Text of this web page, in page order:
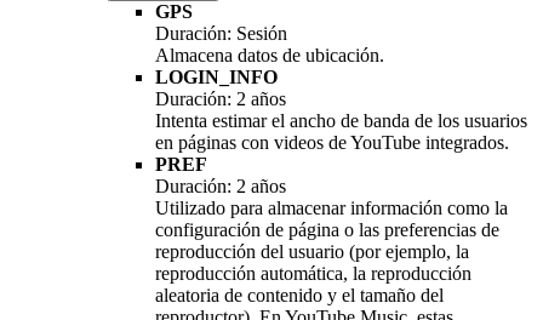
GPS
Duración: Sesión
Almacena datos de ubicación.
LOGIN_INFO
Duración: 2 años
Intenta estimar el ancho de banda de los usuarios
en páginas con videos de YouTube integrados.
PREF
Duración: 2 años
Utilizado para almacenar información como la
configuración de página o las preferencias de
reproducción del usuario (por ejemplo, la
reproducción automática, la reproducción
aleatoria de contenido y el tamaño del